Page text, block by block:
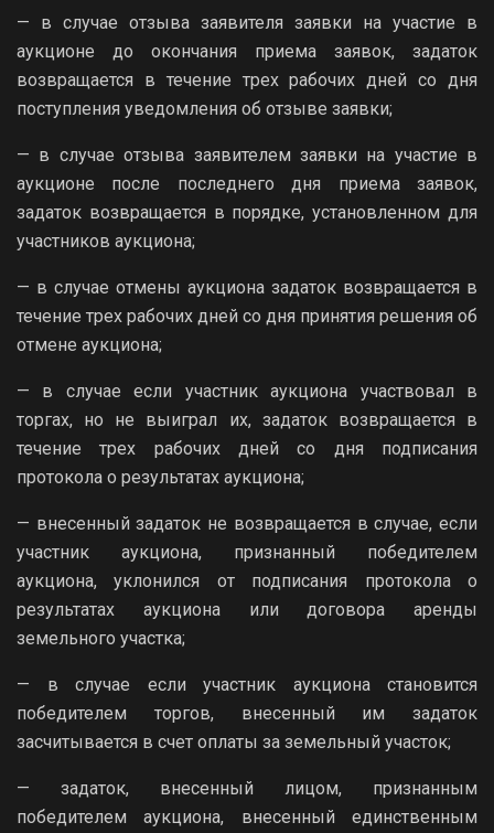
— в случае отзыва заявителя заявки на участие в
аукционе до окончания приема заявок, задаток
возвращается в течение трех рабочих дней со дня
поступления уведомления об отзыве заявки;
— в случае отзыва заявителем заявки на участие в
аукционе после последнего дня приема заявок,
задаток возвращается в порядке, установленном для
участников аукциона;
— в случае отмены аукциона задаток возвращается в
течение трех рабочих дней со дня принятия решения об
отмене аукциона;
— в случае если участник аукциона участвовал в
торгах, но не выиграл их, задаток возвращается в
течение трех рабочих дней со дня подписания
протокола о результатах аукциона;
— внесенный задаток не возвращается в случае, если
участник аукциона, признанный победителем
аукциона, уклонился от подписания протокола о
результатах аукциона или договора аренды
земельного участка;
— в случае если участник аукциона становится
победителем торгов, внесенный им задаток
засчитывается в счет оплаты за земельный участок;
— задаток, внесенный лицом, признанным
победителем аукциона, внесенный единственным